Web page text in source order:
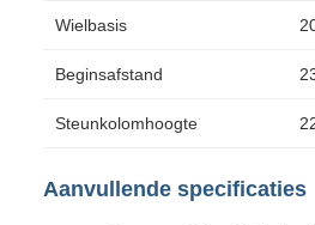
Wielbasis
Beginsafstand
Steunkolomhoogte
Aanvullende specificaties